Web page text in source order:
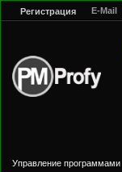
Регистрация E-Mail
Управление программами